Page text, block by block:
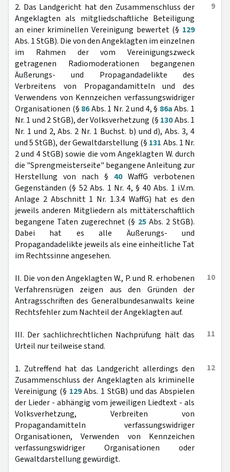
9
2. Das Landgericht hat den Zusammenschluss der
Angeklagten als mitgliedschaftliche Beteiligung
an einer kriminellen Vereinigung bewertet (§ 129
Abs. 1 StGB). Die von den Angeklagten im einzelnen
im Rahmen der vom Vereinigungszweck
getragenen Radiomoderationen begangenen
Äußerungs- und Propagandadelikte des
Verbreitens von Propagandamitteln und des
Verwendens von Kennzeichen verfassungswidriger
Organisationen (§ 86Abs. 1 Nr. 2 und 4, § 86aAbs. 1
Nr. 1 und 2 StGB), der Volksverhetzung (§ 130Abs. 1
Nr. 1 und 2, Abs. 2 Nr. 1 Buchst. b) und d), Abs. 3, 4
und 5 StGB), der Gewaltdarstellung (§ 131 Abs. 1 Nr.
2 und 4 StGB) sowie die vom Angeklagten W. durch
die "Sprengmeisterseite" begangene Anleitung zur
Herstellung von nach § 40WaffG verbotenen
Gegenständen (§ 52 Abs. 1 Nr. 4, § 40 Abs. 1 i.V.m.
Anlage 2 Abschnitt 1 Nr. 1.3.4 WaffG) hat es den
jeweils anderen Mitgliedern als mittäterschaftlich
begangene Taten zugerechnet (§ 25Abs. 2 StGB).
Dabei hat es alle Äußerungs- und
Propagandadelikte jeweils als eine einheitliche Tat
im Rechtssinne angesehen.
10
II. Die von den Angeklagten W., P. und R. erhobenen
Verfahrensrügen zeigen aus den Gründen der
Antragsschriften des Generalbundesanwalts keine
Rechtsfehler zum Nachteil der Angeklagten auf.
11
III. Der sachlichrechtlichen Nachprüfung hält das
Urteil nur teilweise stand.
12
1. Zutreffend hat das Landgericht allerdings den
Zusammenschluss der Angeklagten als kriminelle
Vereinigung (§ 129Abs. 1 StGB) und das Abspielen
der Lieder - abhängig vom jeweiligen Liedtext - als
Volksverhetzung, Verbreiten von
Propagandamitteln verfassungswidriger
Organisationen, Verwenden von Kennzeichen
verfassungswidriger Organisationen oder
Gewaltdarstellung gewürdigt.